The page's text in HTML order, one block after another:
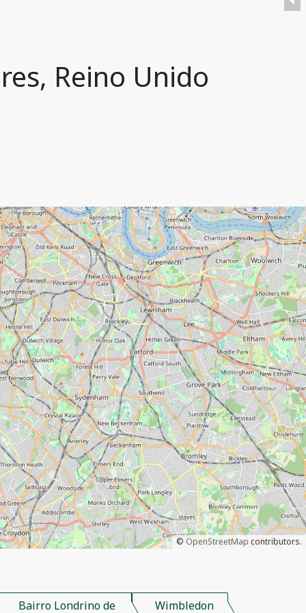
Reino Unido
©OpenStreetMap contributors.
Bairro Londrino de
Wimbledon